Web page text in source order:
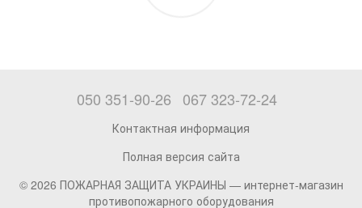
050 351-90-26 067 323-72-24
Контактная информация
Полная версия сайта
© 2026 ПОЖАРНАЯ ЗАЩИТА УКРАИНЫ — интернет-магазин
противопожарного оборудования